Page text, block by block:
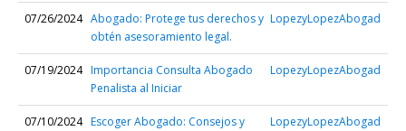
07/26/2024 Abogado: Protege tus derechos y
obtén asesoramiento legal.
LopezyLopezAbogad
07/19/2024 Importancia Consulta Abogado
Penalista al Iniciar
LopezyLopezAbogad
07/10/2024 Escoger Abogado: Consejos y
LopezyLopezAbogad